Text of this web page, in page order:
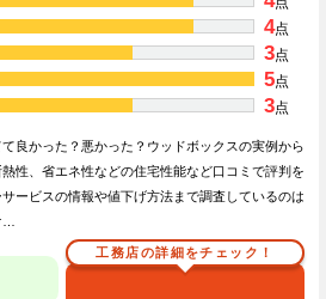
4点
3点
5点
3点
良かった？悪かった？ウッドボックスの実例から
性、省エネ性などの住宅性能など口コミで評判を
ービスの情報や値下げ方法まで調査しているのは
…
工務店の詳細をチェック！